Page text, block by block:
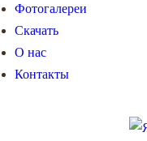
Фотогалереи
Скачать
О нас
Контакты